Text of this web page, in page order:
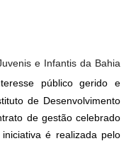
e Infantis da Bahia
público gerido e
de Desenvolvimento
de gestão celebrado
é realizada pelo